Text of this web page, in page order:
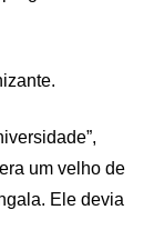
um velho de
Ele devia